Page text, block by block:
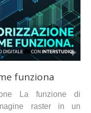
funziona
La funzione di
raster in un